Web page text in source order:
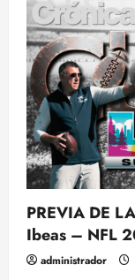
PREVIA DE
Ibeas – NFL
administrador